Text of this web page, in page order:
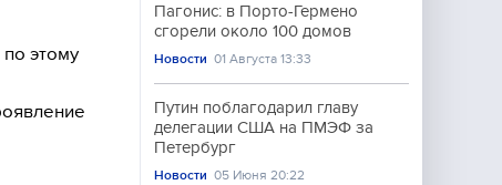
этому
Пагонис: в Порто-Гермено
сгорели около 100 домов
Новости 01 Августа 13:33
Путин поблагодарил главу
делегации США на ПМЭФ за
Петербург
Новости 05 Июня 20:22